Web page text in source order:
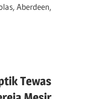
Aberdeen,
Tewas